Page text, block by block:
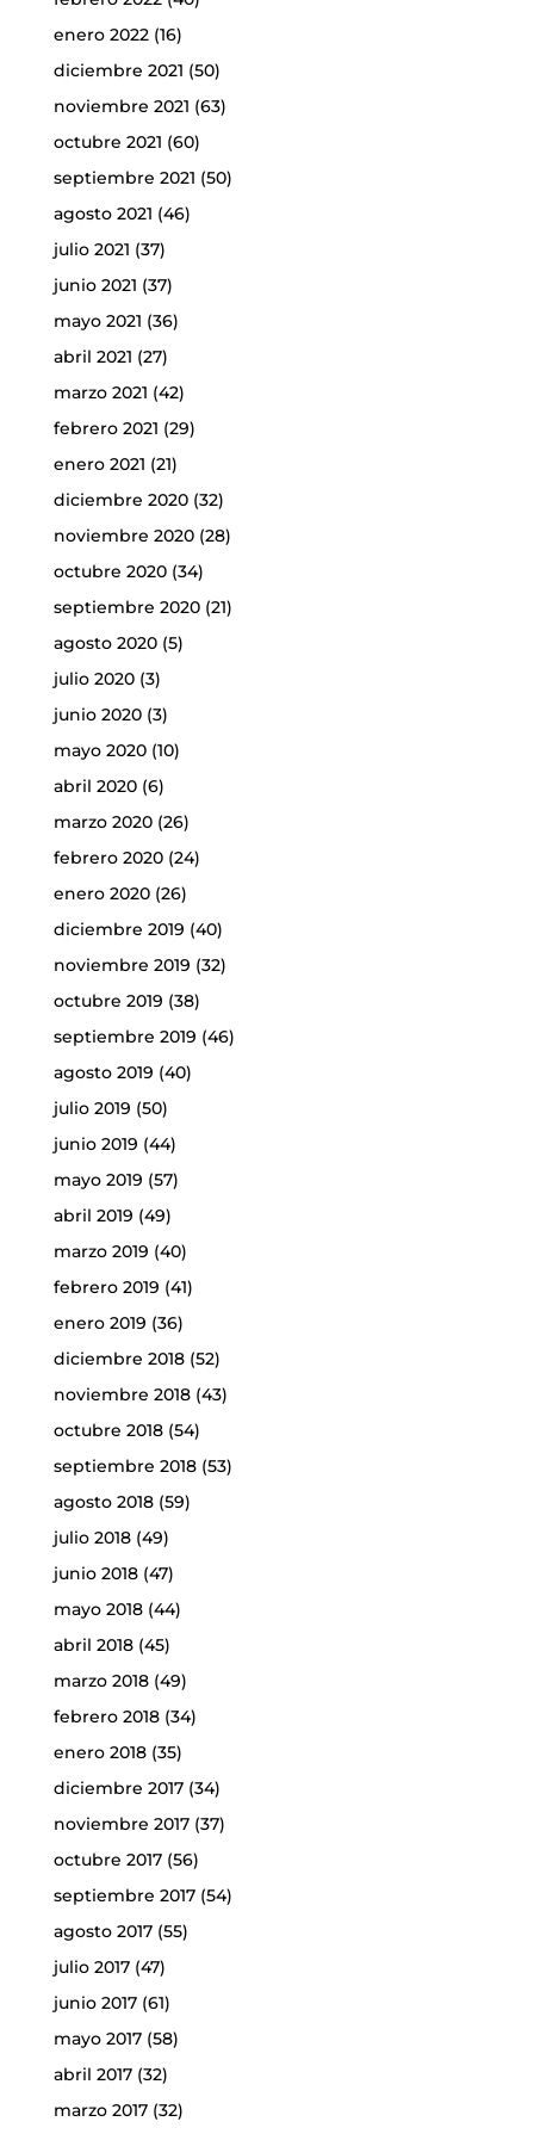
enero 2022(16)
diciembre 2021 (50)
noviembre 2021 (63)
octubre 2021 (60)
septiembre 2021 (50)
agosto 2021 (46)
julio 2021 (37)
junio 2021 (37)
mayo 2021 (36)
abril 2021 (27)
marzo 2021 (42)
febrero 2021 (29)
enero 2021 (21)
diciembre 2020(32)
noviembre 2020(28)
octubre 2020(34)
septiembre 2020(21)
agosto 2020(5)
julio 2020(3)
junio 2020(3)
mayo 2020(10)
abril 2020(6)
marzo 2020(26)
febrero 2020(24)
enero 2020(26)
diciembre 2019 (40)
noviembre 2019 (32)
octubre 2019 (38)
septiembre 2019 (46)
agosto 2019 (40)
julio 2019 (50)
junio 2019 (44)
mayo 2019 (57)
abril 2019 (49)
marzo 2019 (40)
febrero 2019 (41)
enero 2019 (36)
diciembre 2018(52)
noviembre 2018(43)
octubre 2018(54)
septiembre 2018(53)
agosto 2018(59)
julio 2018(49)
junio 2018(47)
mayo 2018(44)
abril 2018(45)
marzo 2018(49)
febrero 2018(34)
enero 2018(35)
diciembre 2017(34)
noviembre 2017(37)
octubre 2017(56)
septiembre 2017(54)
agosto 2017(55)
julio 2017(47)
junio 2017(61)
mayo 2017(58)
abril 2017(32)
marzo 2017(32)